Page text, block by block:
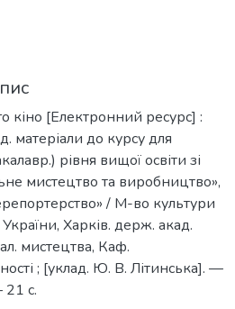
кіно [Електронний ресурс] :
матеріали до курсу для
рівня вищої освіти зі
мистецтво та виробництво»,
/ М-во культури
України, Харків. держ. акад.
мистецтва, Каф.
; [уклад. Ю. В. Літинська]. —
с.